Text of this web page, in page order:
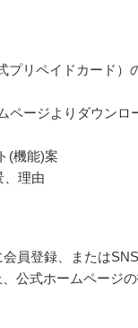
プリペイドカード）
ージよりダウンロ
(機能)案
、理由
員登録、または
公式ホームページ